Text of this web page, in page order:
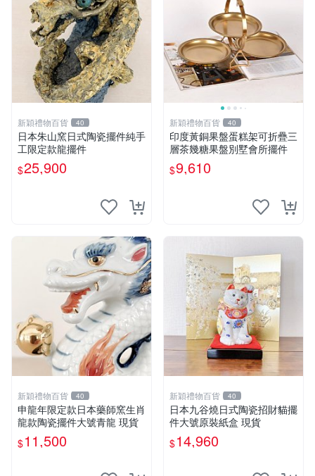
新穎禮物百貨 40
日本朱山窯日式陶瓷擺件純手
工限定款龍擺件
$25,900
新穎禮物百貨 40
印度黃銅果盤蛋糕架可折疊三
層茶幾糖果盤別墅會所擺件
$9,610
新穎禮物百貨 40
申龍年限定款日本藥師窯生肖
龍款陶瓷擺件大號青龍 現貨
$11,500
新穎禮物百貨 40
日本九谷燒日式陶瓷招財貓擺
件大號原裝紙盒 現貨
$14,960